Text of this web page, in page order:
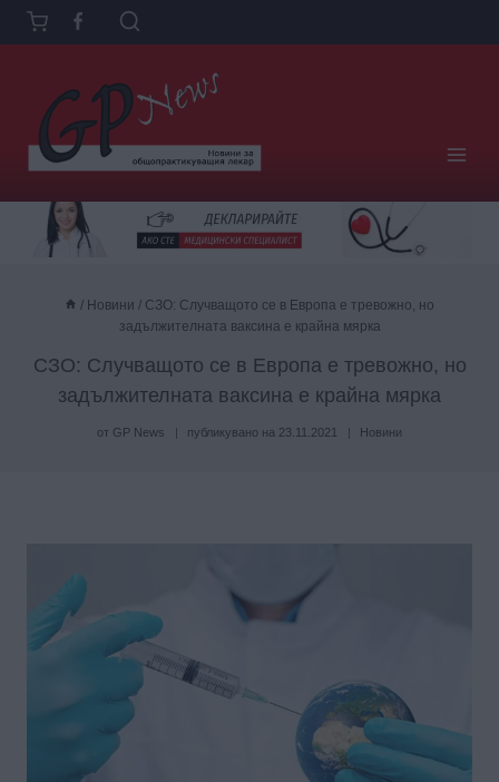
Към
съдържанието
/ Новини / СЗО: Случващото се в Европа е тревожно, но
задължителната ваксина е крайна мярка
СЗО: Случващото се в Европа е тревожно, но
задължителната ваксина е крайна мярка
от GP News публикувано на 23.11.2021 Новини